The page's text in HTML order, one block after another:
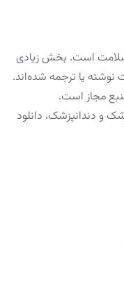
است. بخش زیادی
یا ترجمه شده‌اند.
مجاز است.
و دندانپزشک، دانلود